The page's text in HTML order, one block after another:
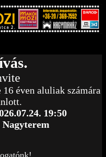
éven aluliak számára
19:50
Nagyterem